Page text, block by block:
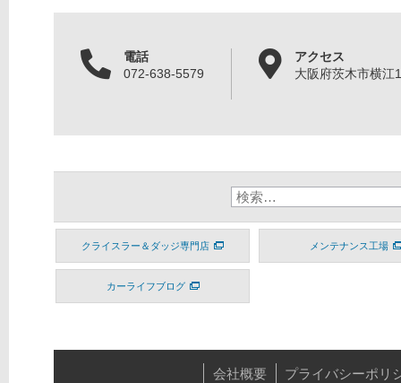
電話
072-638-5579
アクセス
大阪府茨木市横江
クライスラー＆ダッジ専門店 メンテナンス工場
カーライフブログ
会社概要 プライバシーポリ